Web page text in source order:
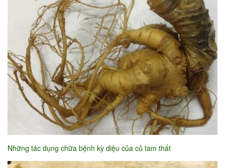
Những tác dụng chữa bệnh kỳ diệu của củ tam thất